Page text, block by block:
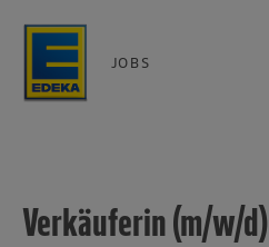
JOBS
Verkäuferin (m/w/d)